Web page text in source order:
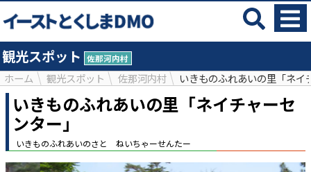
観光スポット 佐那河内村
ホーム 観光スポット 佐那河内村 いきものふれあいの里「ネイ
いきものふれあいの里「ネイチャーセ
ンター」
いきものふれあいのさと ねいちゃーせんたー